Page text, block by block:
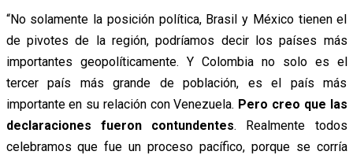
“No solamente la posición política, Brasil y México tienen el
de pivotes de la región, podríamos decir los países más
importantes geopolíticamente. Y Colombia no solo es el
tercer país más grande de población, es el país más
importante en su relación con Venezuela. Pero creo que las
declaraciones fueron contundentes. Realmente todos
celebramos que fue un proceso pacífico, porque se corría